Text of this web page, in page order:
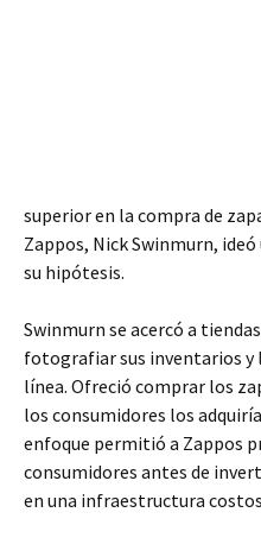
superior en la compra de
Zappos, Nick Swinmurn,
su hipótesis.
Swinmurn se acercó a
fotografiar sus inventarios y
línea. Ofreció comprar los
los consumidores los
enfoque permitió a Zappos
consumidores antes de
en una infraestructura